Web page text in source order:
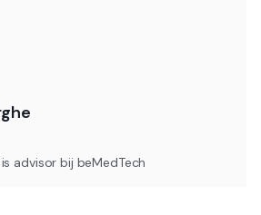
advisor bij beMedTech